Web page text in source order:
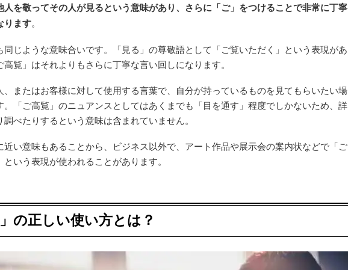
人を敬ってその人が見るという意味があり、さらに「ご」をつけることで非常に丁寧
ります。
同じような意味合いです。「見る」の尊敬語として「ご覧いただく」という表現があ
高覧」はそれよりもさらに丁寧な言い回しになります。
、またはお客様に対して使用する言葉で、自分が持っているものを見てもらいたい場
。「ご高覧」のニュアンスとしてはあくまでも「目を通す」程度でしかないため、詳
調べたりするという意味は含まれていません。
近い意味もあることから、ビジネス以外で、アート作品や展示会の案内状などで「ご
いう表現が使われることがあります。
」の正しい使い方とは？